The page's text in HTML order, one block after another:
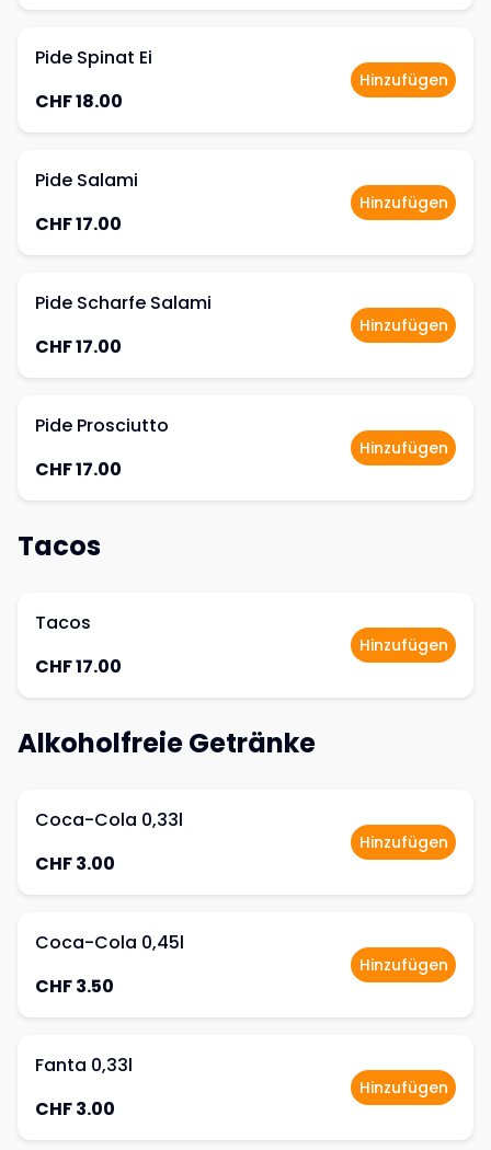
Pide Spinat Ei
CHF 18.00
Hinzufügen
Pide Salami
CHF 17.00
Hinzufügen
Pide Scharfe Salami
CHF 17.00
Hinzufügen
Pide Prosciutto
CHF 17.00
Hinzufügen
Tacos
Tacos
CHF 17.00
Hinzufügen
Alkoholfreie Getränke
Coca-Cola 0,33l
CHF 3.00
Hinzufügen
Coca-Cola 0,45l
CHF 3.50
Hinzufügen
Fanta 0,33l
CHF 3.00
Hinzufügen